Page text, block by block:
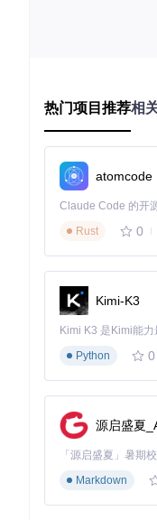
这些插件遵循统一
二、启动流程
2.1 入口文件解析
🚀 应用程序入口位
配置构建器初
服务容器注册
中间件管道构
应用启动（
关键代码片段示例：
var app =
2.2 部署选项：多
系统支持多种部署
热门项目推荐相
atomcode
Rust
0
Kimi-K3
Python
0
源启盛夏
Markdown